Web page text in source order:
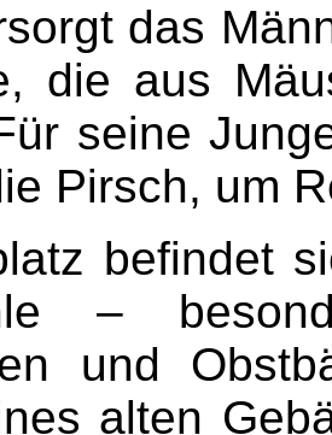
das
die aus
seine
Pirsch, um
befindet
–
und
alten